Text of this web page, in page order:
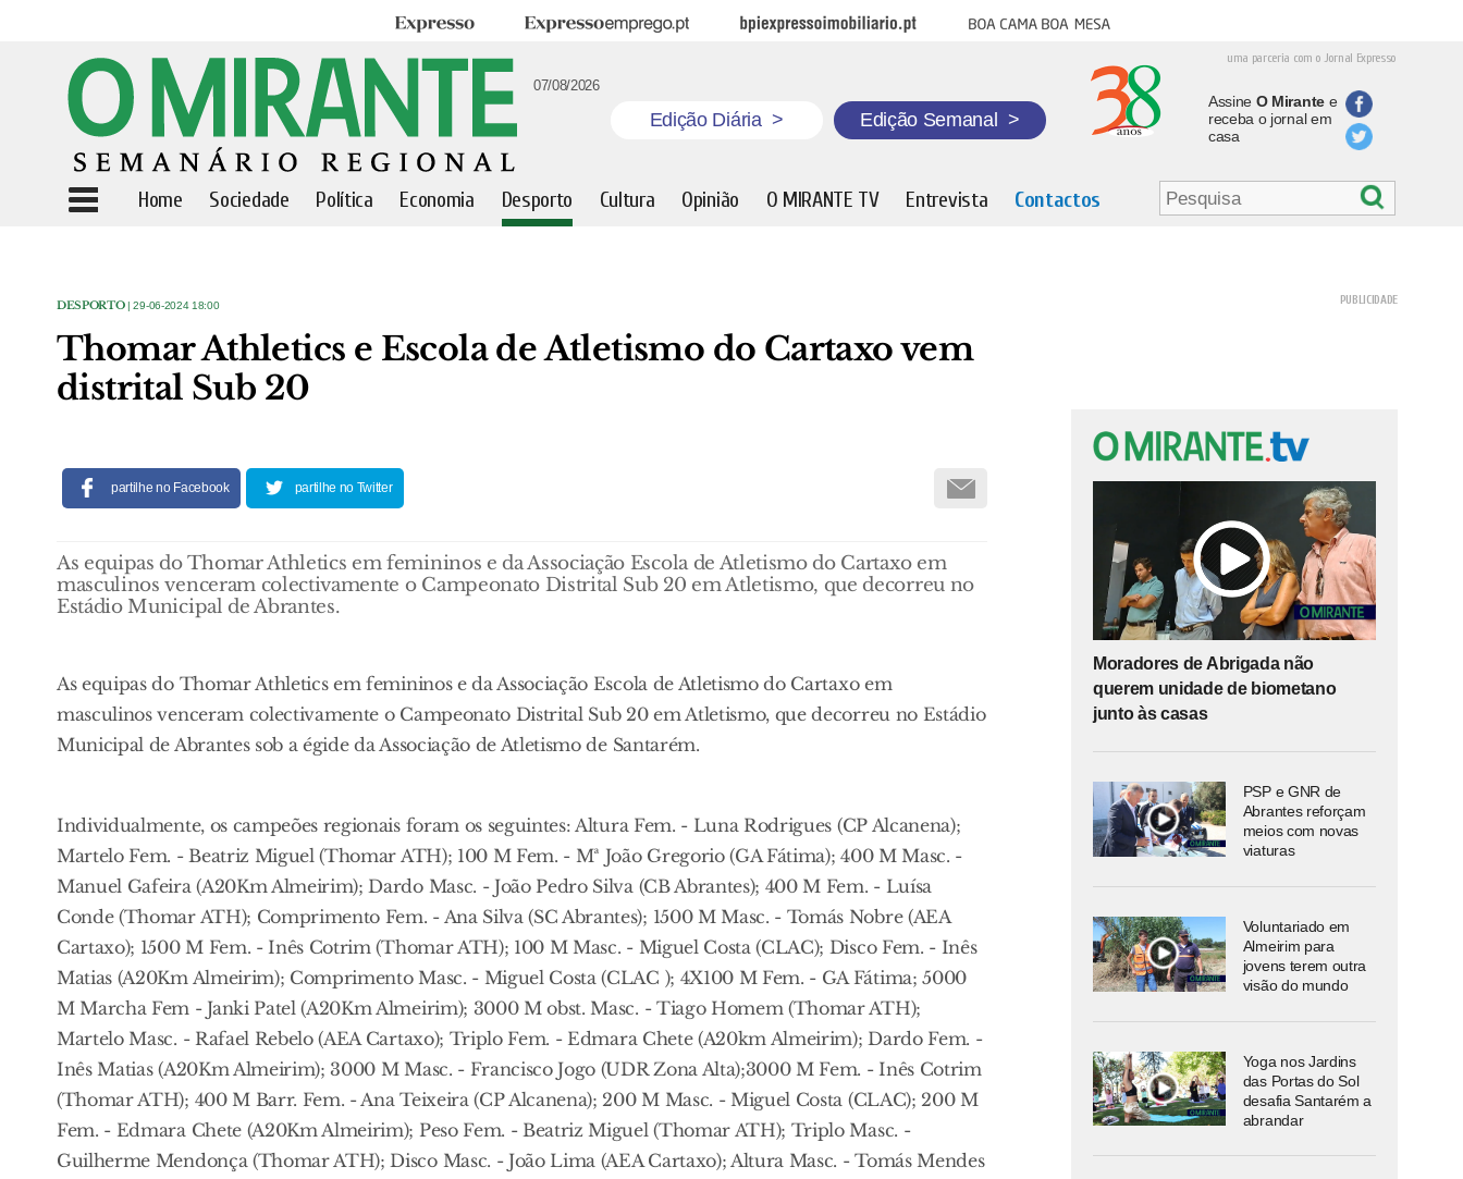
Expresso Expresso Emprego BPI Expresso Imobiliário Boa cama boa mesa
uma parceria com o Jornal Expresso
07/08/2026
Edição Diária > Edição Semanal >
Assine O Mirantee
receba o jornal em
casa
Home Sociedade Política Economia Desporto Cultura Opinião O MIRANTE TV Entrevista Contactos
DESPORTO| 29-06-2024 18:00
Thomar Athletics e Escola de Atletismo do Cartaxo vem
distrital Sub 20
partilhe no Facebook partilhe no Twitter
As equipas do Thomar Athletics em femininos e da Associação Escola de Atletismo do Cartaxo em
masculinos venceram colectivamente o Campeonato Distrital Sub 20 em Atletismo, que decorreu no
Estádio Municipal de Abrantes.
As equipas do Thomar Athletics em femininos e da Associação Escola de Atletismo do Cartaxo em
masculinos venceram colectivamente o Campeonato Distrital Sub 20 em Atletismo, que decorreu no Estádio
Municipal de Abrantes sob a égide da Associação de Atletismo de Santarém.
Individualmente, os campeões regionais foram os seguintes: Altura Fem. - Luna Rodrigues (CP Alcanena);
Martelo Fem. - Beatriz Miguel (Thomar ATH); 100 M Fem. - Mª João Gregorio (GA Fátima); 400 M Masc. -
Manuel Gafeira (A20Km Almeirim); Dardo Masc. - João Pedro Silva (CB Abrantes); 400 M Fem. - Luísa
Conde (Thomar ATH); Comprimento Fem. - Ana Silva (SC Abrantes); 1500 M Masc. - Tomás Nobre (AEA
Cartaxo); 1500 M Fem. - Inês Cotrim (Thomar ATH); 100 M Masc. - Miguel Costa (CLAC); Disco Fem. - Inês
Matias (A20Km Almeirim); Comprimento Masc. - Miguel Costa (CLAC ); 4X100 M Fem. - GA Fátima; 5000
M Marcha Fem - Janki Patel (A20Km Almeirim); 3000 M obst. Masc. - Tiago Homem (Thomar ATH);
Martelo Masc. - Rafael Rebelo (AEA Cartaxo); Triplo Fem. - Edmara Chete (A20km Almeirim); Dardo Fem. -
Inês Matias (A20Km Almeirim); 3000 M Masc. - Francisco Jogo (UDR Zona Alta);3000 M Fem. - Inês Cotrim
(Thomar ATH); 400 M Barr. Fem. - Ana Teixeira (CP Alcanena); 200 M Masc. - Miguel Costa (CLAC); 200 M
Fem. - Edmara Chete (A20Km Almeirim); Peso Fem. - Beatriz Miguel (Thomar ATH); Triplo Masc. -
Guilherme Mendonça (Thomar ATH); Disco Masc. - João Lima (AEA Cartaxo); Altura Masc. - Tomás Mendes
Moradores de Abrigada não
querem unidade de biometano
junto às casas
PSP e GNR de
Abrantes reforçam
meios com novas
viaturas
Voluntariado em
Almeirim para
jovens terem outra
visão do mundo
Yoga nos Jardins
das Portas do Sol
desafia Santarém a
abrandar